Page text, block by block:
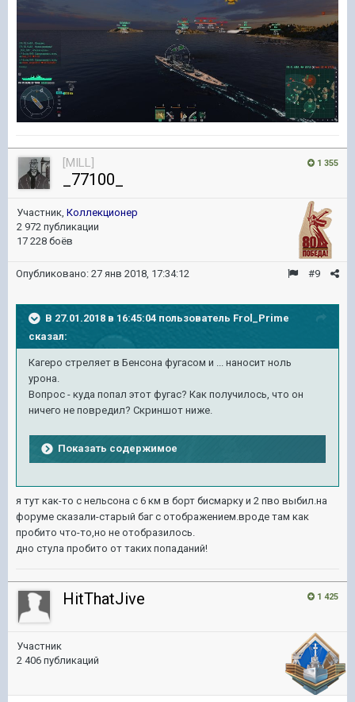
1 355
[MILL]
_77100_
Участник, Коллекционер
2 972 публикации
17 228 боёв
#9
Опубликовано: 27 янв 2018, 17:34:12
В 27.01.2018 в 16:45:04 пользователь Frol_Prime
сказал:
Кагеро стреляет в Бенсона фугасом и ... наносит ноль
урона.
Вопрос - куда попал этот фугас? Как получилось, что он
ничего не повредил? Скриншот ниже.
Показать содержимое
я тут как-то с нельсона с 6 км в борт бисмарку и 2 пво выбил.на
форуме сказали-старый баг с отображением.вроде там как
пробито что-то,но не отобразилось.
дно стула пробито от таких попаданий!
1 425
HitThatJive
Участник
2 406 публикаций